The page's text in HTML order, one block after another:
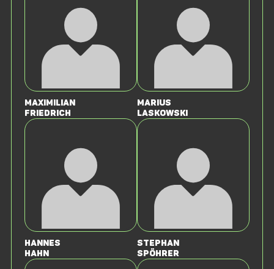
Maximilian
Friedrich
Marius
Laskowski
Hannes
Hahn
Stephan
Spöhrer